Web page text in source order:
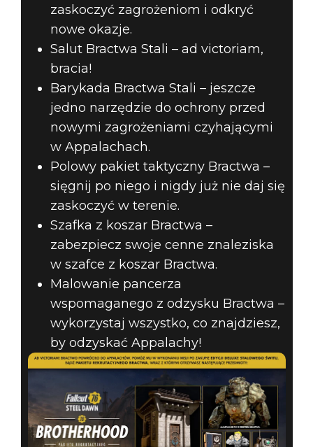
zaskoczyć zagrożeniom i odkryć
nowe okazje.
Salut Bractwa Stali – ad victoriam,
bracia!
Barykada Bractwa Stali – jeszcze
jedno narzędzie do ochrony przed
nowymi zagrożeniami czyhającymi
w Appalachach.
Polowy pakiet taktyczny Bractwa –
sięgnij po niego i nigdy już nie daj się
zaskoczyć w terenie.
Szafka z koszar Bractwa –
zabezpiecz swoje cenne znaleziska
w szafce z koszar Bractwa.
Malowanie pancerza
wspomaganego z odzysku Bractwa –
wykorzystaj wszystko, co znajdziesz,
by odzyskać Appalachy!